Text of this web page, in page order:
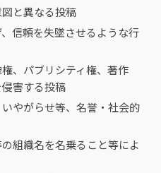
と異なる投稿
信頼を失墜させるような行
、パブリシティ権、著作
害する投稿
やがらせ等、名誉・社会的
組織名を名乗ること等によ